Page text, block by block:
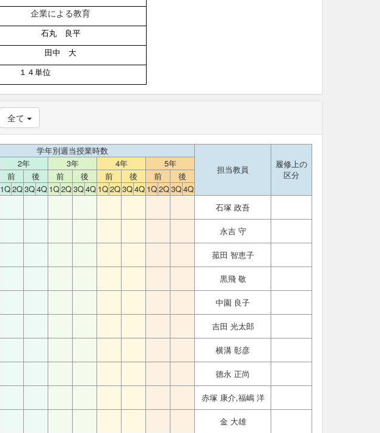
企業による教育
石丸 良平
田中 大
１４単位
全て
学年別週当授業時数
担当教員
履修上の
区分
2年 3年 4年
5年
前 後 前 後 前 後 前
後
1Q2Q3Q4Q 1Q2Q3Q4Q 1Q2Q3Q4Q 1Q2Q3Q4Q
石塚 政吾
永吉 守
菰田 智恵子
黒飛 敬
中園 良子
吉田 光太郎
横溝 彰彦
德永 正尚
赤塚 康介,福嶋 洋
金 大雄